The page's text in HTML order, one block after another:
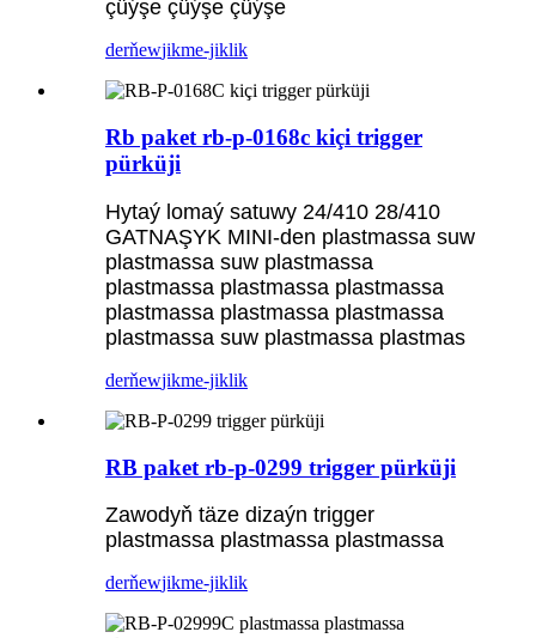
çüýşe çüýşe çüýşe
derňewjikme-jiklik
Rb paket rb-p-0168c kiçi trigger
pürküji
Hytaý lomaý satuwy 24/410 28/410
GATNAŞYK MINI-den plastmassa suw
plastmassa suw plastmassa
plastmassa plastmassa plastmassa
plastmassa plastmassa plastmassa
plastmassa suw plastmassa plastmas
derňewjikme-jiklik
RB paket rb-p-0299 trigger pürküji
Zawodyň täze dizaýn trigger
plastmassa plastmassa plastmassa
derňewjikme-jiklik